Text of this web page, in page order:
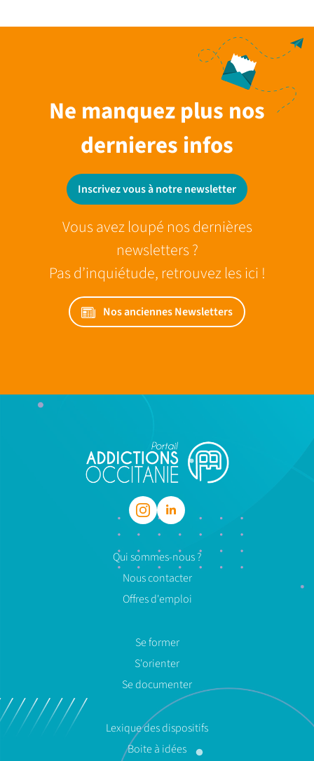
Ne manquez plus nos
dernieres infos
Inscrivez vous à notre newsletter
Vous avez loupé nos dernières
newsletters ?
Pas d’inquiétude, retrouvez les ici !
Nos anciennes Newsletters
Qui sommes-nous ?
Nous contacter
Offres d'emploi
Se former
S'orienter
Se documenter
Lexique des dispositifs
Boite à idées